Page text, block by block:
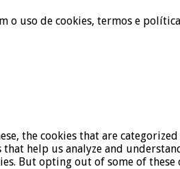
o uso de cookies, termos e
the cookies that are
help us analyze and
But opting out of some of